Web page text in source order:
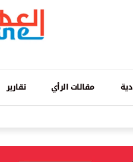
مقالات الرأي تقارير